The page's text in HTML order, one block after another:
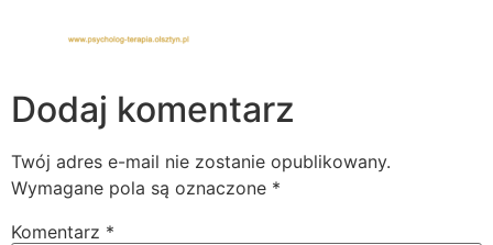
Dodaj komentarz
Twój adres e-mail nie zostanie opublikowany.
Wymagane pola są oznaczone *
Komentarz *